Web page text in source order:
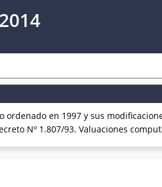
ordenado en 1997 y sus
Nº 1.807/93. Valuaciones